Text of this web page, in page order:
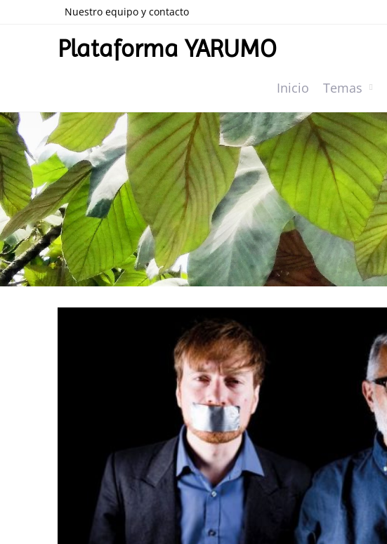
Nuestro equipo y contacto
Plataforma YARUMO
Inicio Temas